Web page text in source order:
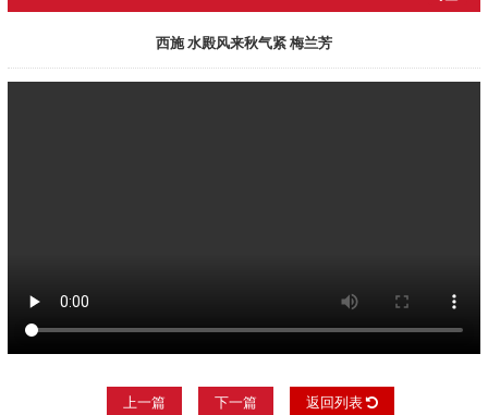
西施 水殿风来秋气紧 梅兰芳
上一篇 下一篇 返回列表